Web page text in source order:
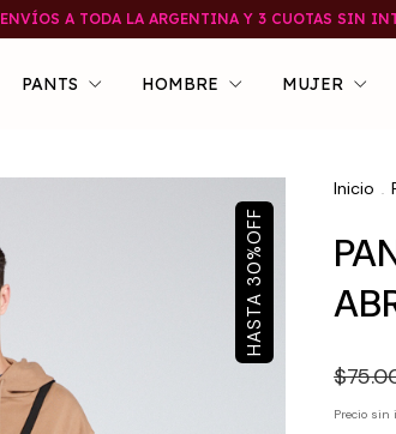
ENVÍOS A TODA LA ARGENTINA Y 3 CUOTAS SIN
PANTS HOMBRE MUJER
30
%
OFF
Inicio
Precio